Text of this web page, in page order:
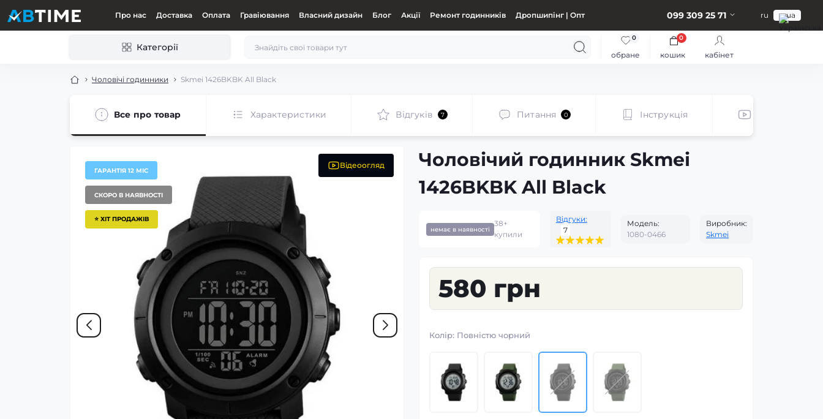
Про нас Доставка Оплата Гравіювання Власний дизайн Блог Акції Ремонт годинників Дропшипінг | Опт 099 309 25 71 ru ua
Категорії
обране
0
кошик
0
кабінет
Чоловічі годинники Skmei 1426BKBK All Black
Все про товар Характеристики Відгуків 7 Питання 0 Інструкція
ГАРАНТІЯ 12 МІС
⭐ ХІТ ПРОДАЖІВ
СКОРО В НАЯВНОСТІ
Відеоогляд
Чоловічий годинник Skmei
1426BKBK All Black
немає в наявності
38+
купили
Відгуки:
7
Модель:
1080-0466
Виробник:
Skmei
580 грн
Колір: Повністю чорний